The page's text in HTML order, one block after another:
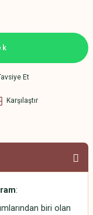
Et
Karşılaştır
:
biri olan